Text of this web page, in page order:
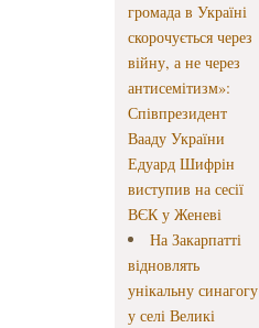
громада в Україні
скорочується через
війну, а не через
антисемітизм»:
Співпрезидент
Вааду України
Едуард Шифрін
виступив на сесії
ВЄК у Женеві
На Закарпатті
відновлять
унікальну синагогу
у селі Великі